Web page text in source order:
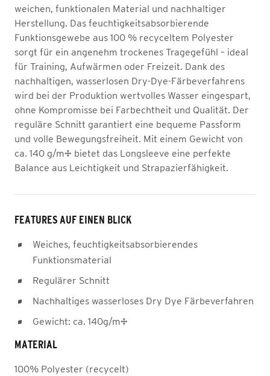
weichen, funktionalen Material und nachhaltiger
Herstellung. Das feuchtigkeitsabsorbierende
Funktionsgewebe aus 100 % recyceltem Polyester
sorgt für ein angenehm trockenes Tragegefühl – ideal
für Training, Aufwärmen oder Freizeit. Dank des
nachhaltigen, wasserlosen Dry-Dye-Färbeverfahrens
wird bei der Produktion wertvolles Wasser eingespart,
ohne Kompromisse bei Farbechtheit und Qualität. Der
reguläre Schnitt garantiert eine bequeme Passform
und volle Bewegungsfreiheit. Mit einem Gewicht von
ca. 140 g/m² bietet das Longsleeve eine perfekte
Balance aus Leichtigkeit und Strapazierfähigkeit.
FEATURES AUF EINEN BLICK
Weiches, feuchtigkeitsabsorbierendes
Funktionsmaterial
Regulärer Schnitt
Nachhaltiges wasserloses Dry Dye Färbeverfahren
Gewicht: ca. 140g/m²
MATERIAL
100% Polyester (recycelt)